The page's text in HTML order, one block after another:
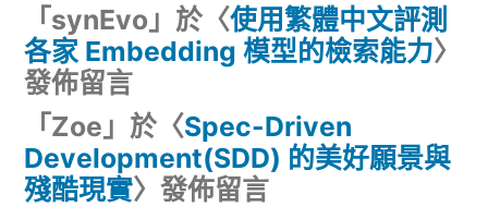
「 synEvo 」於〈使用繁體中文評測
各家 Embedding 模型的檢索能力〉
發佈留言
「 Zoe 」於〈Spec-Driven
Development(SDD) 的美好願景與
殘酷現實〉發佈留言